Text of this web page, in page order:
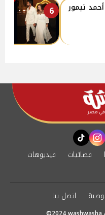
6
تيمور
instagram
tiktok
فضائيات
فيديوهات
اتصل بنا